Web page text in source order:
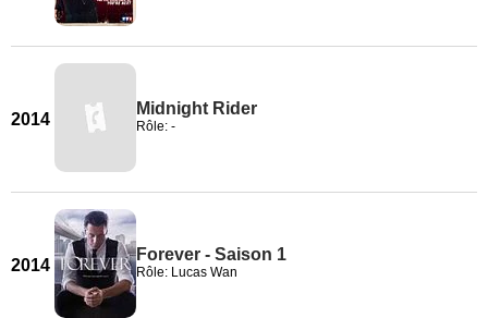
2014
Midnight Rider
Rôle: -
2014
Forever - Saison 1
Rôle: Lucas Wan